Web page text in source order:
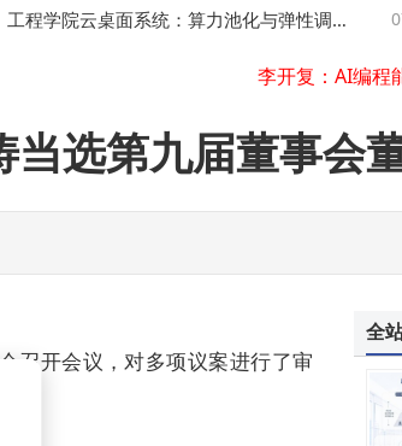
程学院云桌面系统：算力池化与弹性调
选第九届董事会
召开会议，对多项议案进行了审
全